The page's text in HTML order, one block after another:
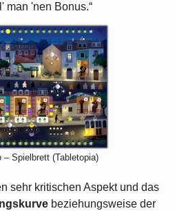
man 'nen Bonus.“
– Spielbrett (Tabletopia)
sehr kritischen Aspekt und das
beziehungsweise der